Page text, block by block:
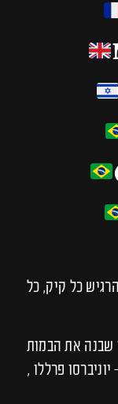
כל קיק, כל
שבנה את הבמות
פרללו ,